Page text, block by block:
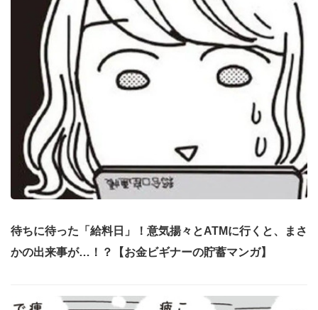
待ちに待った「給料日」！意気揚々とATMに行くと、まさ
かの出来事が…！？【お金ビギナーの貯蓄マンガ】